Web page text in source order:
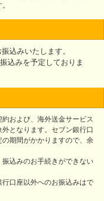
込みいたします。
込みを予定しておりま
および、海外送金サービス
となります。セブン銀行口
期間がかかりますので、余
込みのお手続きができない
口座以外へのお振込みはで